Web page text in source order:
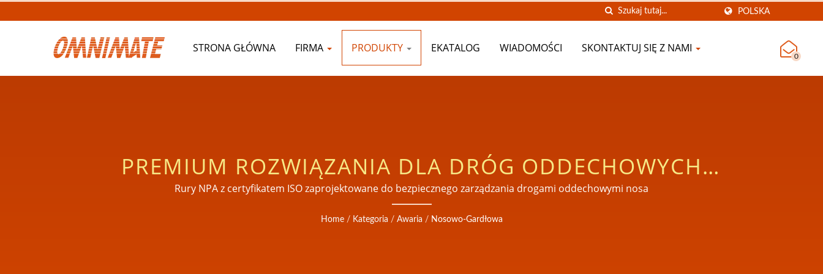
POLSKA
STRONA GŁÓWNA FIRMA PRODUKTY EKATALOG WIADOMOŚCI SKONTAKTUJ SIĘ Z NAMI
0
PREMIUM ROZWIĄZANIA DLA DRÓG ODDECHOWYCH
NOSOWO-GARDŁOWYCH W OPIECE RATUNKOWEJ
Rury NPA z certyfikatem ISO zaprojektowane do bezpiecznego zarządzania drogami oddechowymi nosa
Home / Kategoria / Awaria / Nosowo-Gardłowa